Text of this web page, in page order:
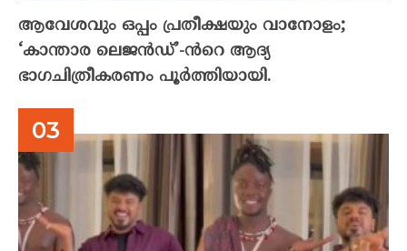
ആവേശവും ഒപ്പം പ്രതീക്ഷയും വാനോളം;
‘കാന്താര ലെജൻഡ്’-ൻറെ ആദ്യ
ഭാഗചിത്രീകരണം പൂർത്തിയായി.